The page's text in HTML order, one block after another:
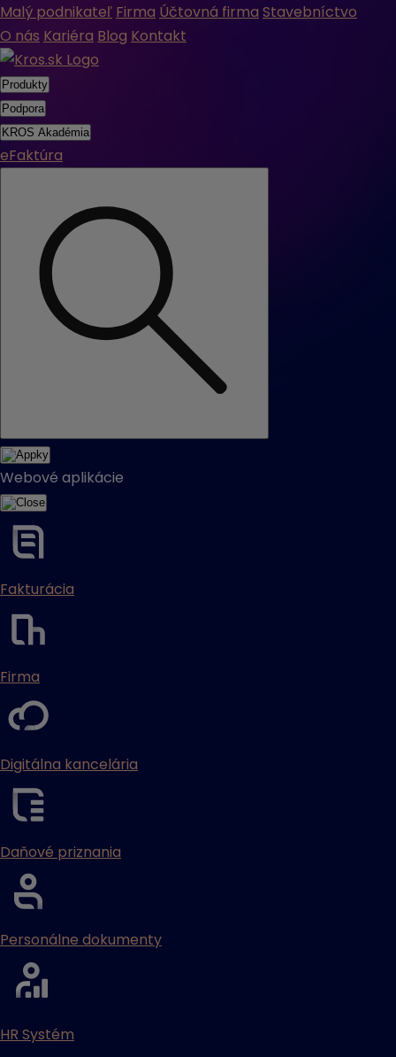
Malý podnikateľ Firma Účtovná firma Stavebníctvo
O nás Kariéra Blog Kontakt
Produkty
Podpora
KROS Akadémia
eFaktúra
Webové aplikácie
Fakturácia
Firma
Digitálna kancelária
Daňové priznania
Personálne dokumenty
HR Systém